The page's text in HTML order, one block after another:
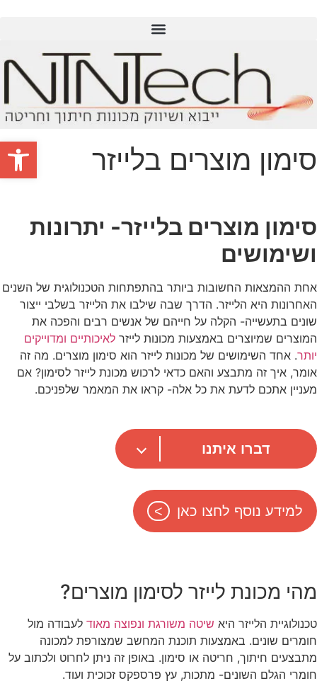
פתח סימון מוצרים בלייזר
סימון מוצרים בלייזר- יתרונות
ושימושים
אחת ההמצאות החשובות ביותר בהתפתחות הטכנולוגית של השנים
האחרונות היא הלייזר. הדרך שבה שילבו את הלייזר בשלבי ייצור
שונים בתעשייה- הקלה על חייהם של אנשים רבים והפכה את
המוצרים שמיוצרים באמצעות מכונות לייזר לאיכותיים ומדוייקים
יותר. אחד השימושים של מכונות לייזר הוא סימון מוצרים. מה זה
אומר, איך זה מתבצע והאם כדאי לרכוש מכונת לייזר לסימון? אם
מעניין אתכם לדעת את כל אלה- קראו את המאמר שלפניכם.
דברו איתנו
למידע נוסף לחצו כאן
מהי מכונת לייזר לסימון מוצרים?
טכנולוגיית הלייזר היא שיטה משורגת ונפוצה מאוד לעבודה מול
חומרים שונים. באמצעות תוכנת המחשב שמצורפת למכונה
מתבצעים חיתוך, חריטה או סימון. באופן זה ניתן לחרוט ולכתוב על
חומרי הגלם השונים- מתכות, עץ פרספקס זכוכית ועוד.